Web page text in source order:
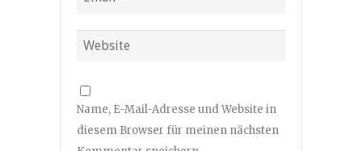
Name, E-Mail-Adresse und Website in
diesem Browser für meinen nächsten